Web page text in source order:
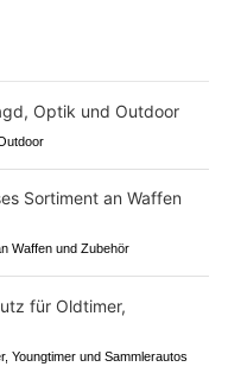
Waffen und Zubehör
Youngtimer und Sammlerautos